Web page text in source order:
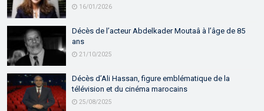
16/01/2026
Décès de l’acteur Abdelkader Moutaâ à l’âge de 85
ans
21/10/2025
Décès d’Ali Hassan, figure emblématique de la
télévision et du cinéma marocains
25/08/2025